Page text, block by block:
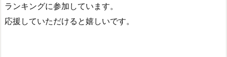
ランキングに参加しています。
応援していただけると嬉しいです。